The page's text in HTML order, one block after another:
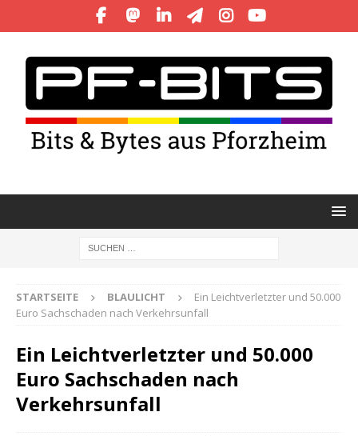
STARTSEITE BLAULICHT
Ein Leichtverletzter und 50.000
Euro Sachschaden nach Verkehrsunfall
Ein Leichtverletzter und 50.000
Euro Sachschaden nach
Verkehrsunfall